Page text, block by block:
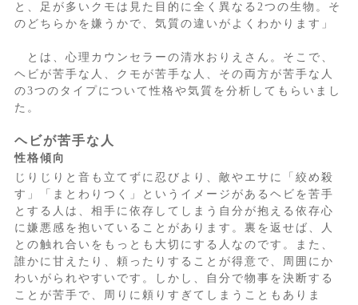
と、足が多いクモは見た目的に全く異なる2つの生物。そ
のどちらかを嫌うかで、気質の違いがよくわかります」
とは、心理カウンセラーの清水おりえさん。そこで、
ヘビが苦手な人、クモが苦手な人、その両方が苦手な人
の3つのタイプについて性格や気質を分析してもらいまし
た。
ヘビが苦手な人
性格傾向
じりじりと音も立てずに忍びより、敵やエサに「絞め殺
す」「まとわりつく」というイメージがあるヘビを苦手
とする人は、相手に依存してしまう自分が抱える依存心
に嫌悪感を抱いていることがあります。裏を返せば、人
との触れ合いをもっとも大切にする人なのです。また、
誰かに甘えたり、頼ったりすることが得意で、周囲にか
わいがられやすいです。しかし、自分で物事を決断する
ことが苦手で、周りに頼りすぎてしまうこともありま